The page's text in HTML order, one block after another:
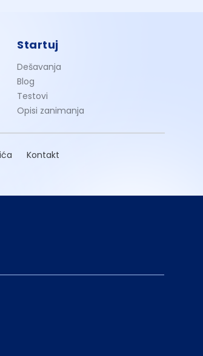
Startuj
Dešavanja
Blog
Testovi
Opisi zanimanja
Kontakt